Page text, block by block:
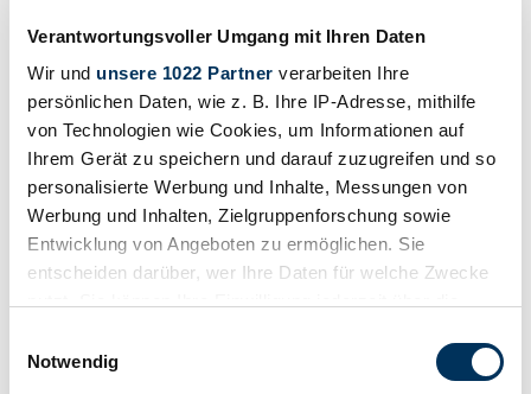
Verantwortungsvoller Umgang mit Ihren Daten
Wir und unsere 1022 Partner verarbeiten Ihre
persönlichen Daten, wie z. B. Ihre IP-Adresse, mithilfe
von Technologien wie Cookies, um Informationen auf
Ihrem Gerät zu speichern und darauf zuzugreifen und so
personalisierte Werbung und Inhalte, Messungen von
Werbung und Inhalten, Zielgruppenforschung sowie
Entwicklung von Angeboten zu ermöglichen. Sie
entscheiden darüber, wer Ihre Daten für welche Zwecke
Trigger Symbol ändern oder widerrufen
Notwendig
/32
2008 | Jaguar XK 4.2
2008 Jaguar XK 4.2 Convertible
Auction vehicle